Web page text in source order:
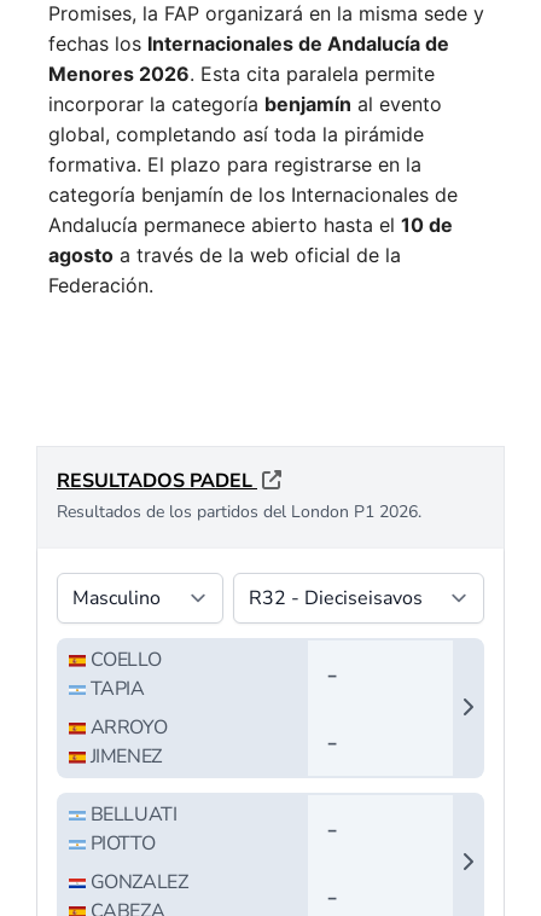
Promises, la FAP organizará en la misma sede y
fechas los Internacionales de Andalucía de
Menores 2026. Esta cita paralela permite
incorporar la categoría benjamín al evento
global, completando así toda la pirámide
formativa. El plazo para registrarse en la
categoría benjamín de los Internacionales de
Andalucía permanece abierto hasta el 10 de
agosto a través de la web oficial de la
Federación.